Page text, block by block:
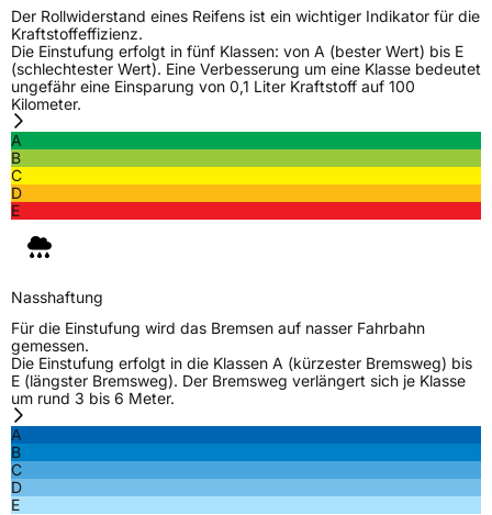
Der Rollwiderstand eines Reifens ist ein wichtiger Indikator für die
Kraftstoffeffizienz.
Die Einstufung erfolgt in fünf Klassen: von A (bester Wert) bis E
(schlechtester Wert). Eine Verbesserung um eine Klasse bedeutet
ungefähr eine Einsparung von 0,1 Liter Kraftstoff auf 100
Kilometer.
A
B
C
D
E
Nasshaftung
Für die Einstufung wird das Bremsen auf nasser Fahrbahn
gemessen.
Die Einstufung erfolgt in die Klassen A (kürzester Bremsweg) bis
E (längster Bremsweg). Der Bremsweg verlängert sich je Klasse
um rund 3 bis 6 Meter.
A
B
C
D
E